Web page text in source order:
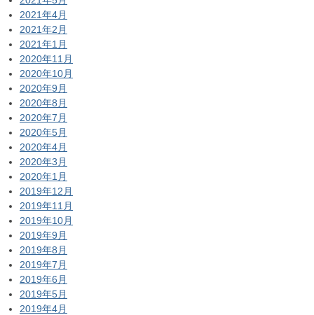
2021年4月
2021年2月
2021年1月
2020年11月
2020年10月
2020年9月
2020年8月
2020年7月
2020年5月
2020年4月
2020年3月
2020年1月
2019年12月
2019年11月
2019年10月
2019年9月
2019年8月
2019年7月
2019年6月
2019年5月
2019年4月